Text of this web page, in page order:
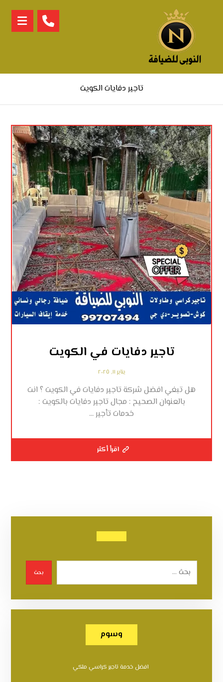
تاجير دفايات الكويت
تاجير دفايات في الكويت
يناير ١١, ٢٠٢٥
هل تبغي افضل شركة تاجير دفايات في الكويت ؟ انت
بالعنوان الصحيح : مجال تاجير دفايات بالكويت :
خدمات تأجير ...
اقرأ أكثر
بحث
وسوم
افضل خدمة تاجير كراسي ملكي